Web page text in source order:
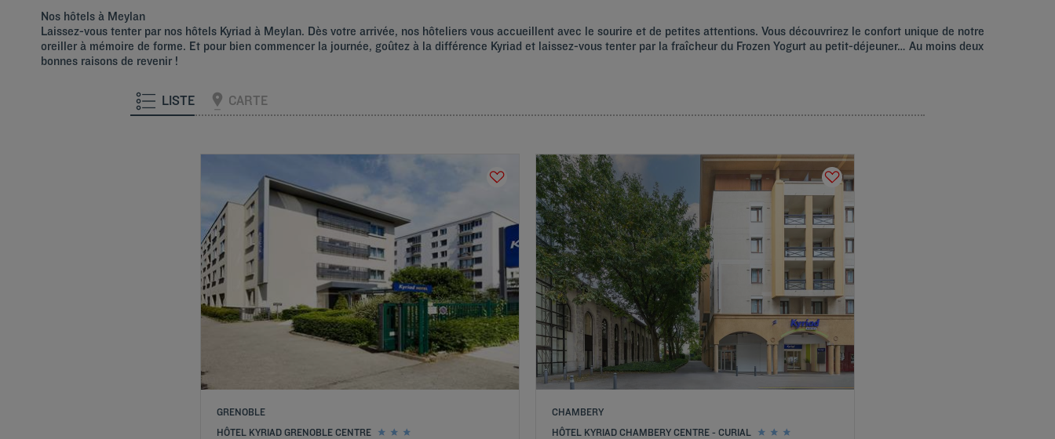
Nos hôtels à Meylan
Laissez-vous tenter par nos hôtels Kyriad à Meylan. Dès votre arrivée, nos hôteliers vous accueillent avec le sourire et de petites attentions. Vous découvrirez le confort unique de notre
oreiller à mémoire de forme. Et pour bien commencer la journée, goûtez à la différence Kyriad et laissez-vous tenter par la fraîcheur du Frozen Yogurt au petit-déjeuner… Au moins deux
bonnes raisons de revenir !
LISTE CARTE
GRENOBLE
HÔTEL KYRIAD GRENOBLE CENTRE
CHAMBERY
HÔTEL KYRIAD CHAMBERY CENTRE - CURIAL